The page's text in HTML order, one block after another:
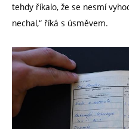
tehdy říkalo, že se nesmí
nechal,“ říká s úsměvem.